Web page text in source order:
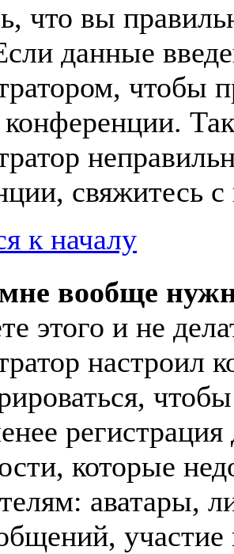
что вы
данные
чтобы
конференции.
свяжитесь
к началу
вообще
этого и не
которые
аватары,
участие